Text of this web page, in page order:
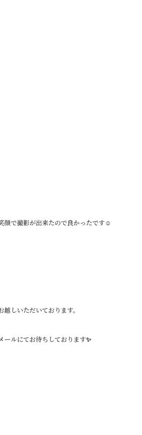
顔で撮影が出来たので良かったです☺️
しいただいております。
ールにてお待ちしております✨